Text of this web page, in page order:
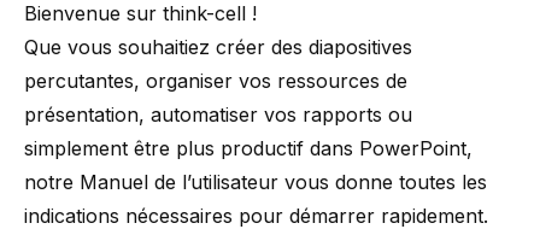
Bienvenue sur think-cell !
Que vous souhaitiez créer des diapositives
percutantes, organiser vos ressources de
présentation, automatiser vos rapports ou
simplement être plus productif dans PowerPoint,
notre Manuel de l’utilisateur vous donne toutes les
indications nécessaires pour démarrer rapidement.